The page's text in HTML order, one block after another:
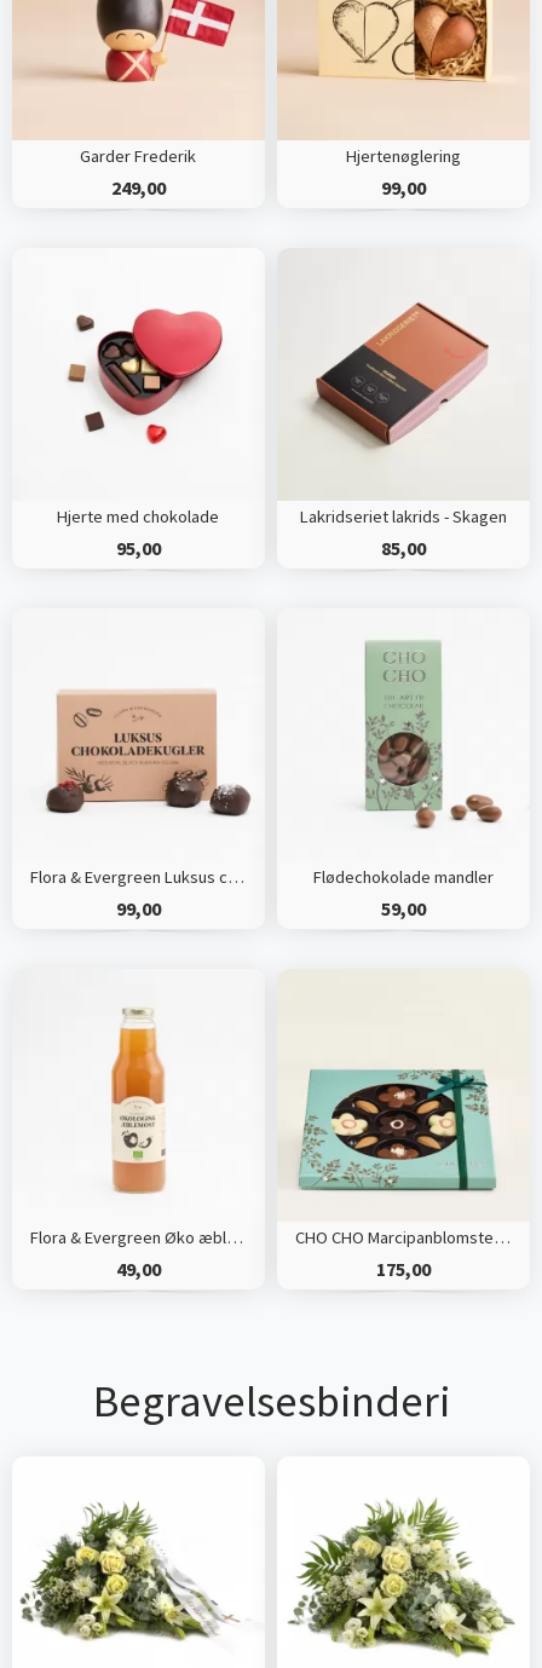
Garder Frederik
249,00
Hjertenøglering
99,00
Hjerte med chokolade
95,00
Lakridseriet lakrids - Skagen
85,00
Flora & Evergreen Luksus chokoladekugler
99,00
Flødechokolade mandler
59,00
Flora & Evergreen Øko æblemost
49,00
CHO CHO Marcipanblomster og Chokoladebønner
175,00
Begravelsesbinderi